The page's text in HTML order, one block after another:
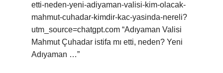
etti-neden-yeni-adiyaman-valisi-kim-olacak-
mahmut-cuhadar-kimdir-kac-yasinda-nereli?
utm_source=chatgpt.com “Adıyaman Valisi
Mahmut Çuhadar istifa mı etti, neden? Yeni
Adıyaman …”